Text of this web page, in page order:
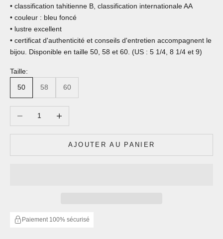
• classification tahitienne B, classification internationale AA
• couleur : bleu foncé
• lustre excellent
• certificat d'authenticité et conseils d'entretien accompagnent le
bijou. Disponible en taille 50, 58 et 60. (US : 5 1/4, 8 1/4 et 9)
Taille:
50 58 60
Diminuer la quantité
AJOUTER AU PANIER
Paiement 100% sécurisé